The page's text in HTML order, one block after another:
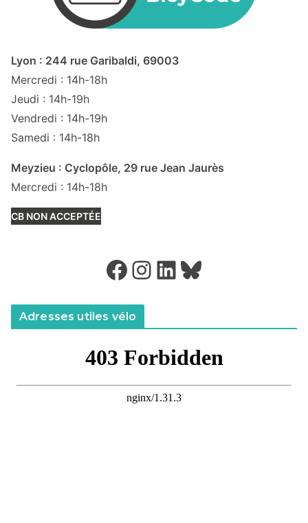
Lyon : 244 rue Garibaldi, 69003
Mercredi : 14h-18h
Jeudi : 14h-19h
Vendredi : 14h-19h
Samedi : 14h-18h
Meyzieu : Cyclopôle, 29 rue Jean Jaurès
Mercredi : 14h-18h
CB NON ACCEPTÉE
Facebook Instagram LinkedIn Bluesky
Adresses utiles vélo